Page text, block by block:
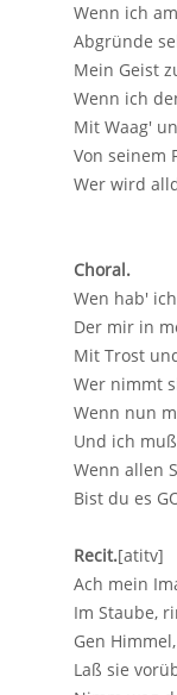
Wenn ich
Abgründe
Mein Geist
Wenn ich
Mit Waag'
Von seinem
Wer wird
Choral.
Wen hab'
Der mir in
Mit Trost
Wer nimmt
Wenn nun
Und ich
Wenn allen
Bist du es
Recit.[atitv]
Ach mein
Im Staube,
Gen
Laß sie